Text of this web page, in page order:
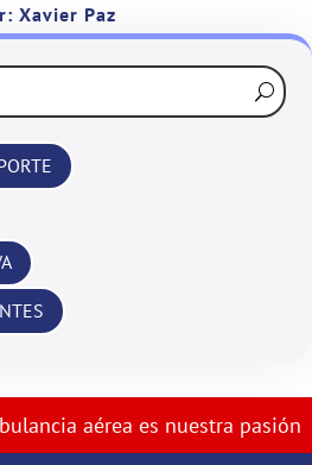
Xavier Paz
aérea es nuestra pasión